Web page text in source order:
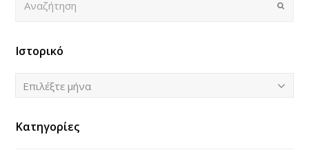
Submit
Ιστορικό
Ιστορικό
Επιλέξτε μήνα
Κατηγορίες